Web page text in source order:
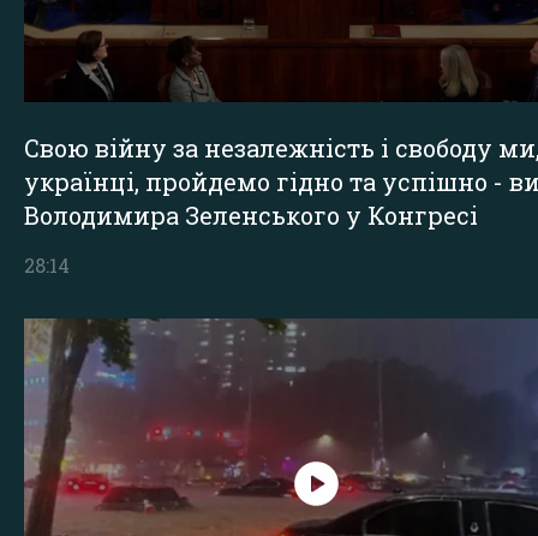
Свою війну за незалежність і свободу
українці, пройдемо гідно та успішно -
Володимира Зеленського у Конгресі
28:14